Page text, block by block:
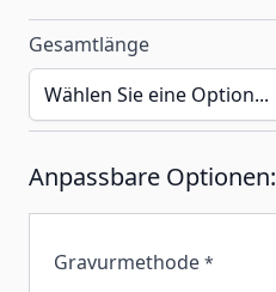
Gesamtlänge
Anpassbare Optionen:
Gravurmethode *